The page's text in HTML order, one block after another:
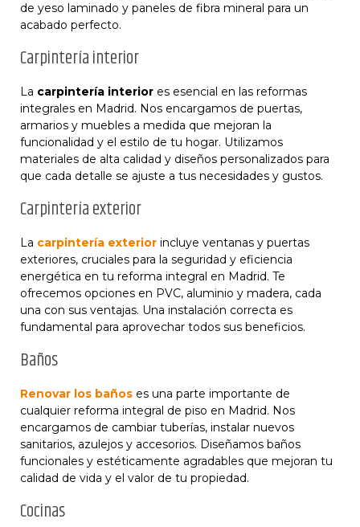
de yeso laminado y paneles de fibra mineral para un
acabado perfecto.
Carpintería interior
La carpintería interior es esencial en las reformas
integrales en Madrid. Nos encargamos de puertas,
armarios y muebles a medida que mejoran la
funcionalidad y el estilo de tu hogar. Utilizamos
materiales de alta calidad y diseños personalizados para
que cada detalle se ajuste a tus necesidades y gustos.
Carpintería exterior
La carpintería exterior incluye ventanas y puertas
exteriores, cruciales para la seguridad y eficiencia
energética en tu reforma integral en Madrid. Te
ofrecemos opciones en PVC, aluminio y madera, cada
una con sus ventajas. Una instalación correcta es
fundamental para aprovechar todos sus beneficios.
Baños
Renovar los baños es una parte importante de
cualquier reforma integral de piso en Madrid. Nos
encargamos de cambiar tuberías, instalar nuevos
sanitarios, azulejos y accesorios. Diseñamos baños
funcionales y estéticamente agradables que mejoran tu
calidad de vida y el valor de tu propiedad.
Cocinas